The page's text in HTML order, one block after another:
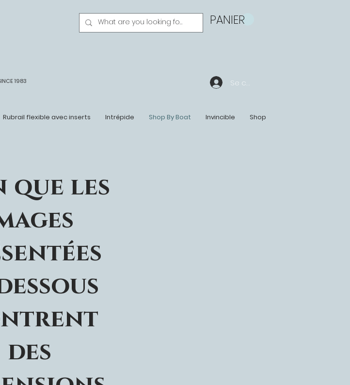
1983
PANIER
Se connecter
Rubrail flexible avec inserts Intrépide Shop By Boat Invincible Shop
que les
des